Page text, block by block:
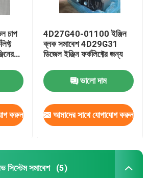
চাপ
করুন
4D27G40-01100 ইঞ্জিন
ব্লক সমাবেশ 4D29G31
ডিজেল ইঞ্জিন ফর্কলিফ্টের জন্য
ভালো দাম
আমাদের সাথে যোগাযোগ করুন
সিস্টেম সমাবেশ (5)